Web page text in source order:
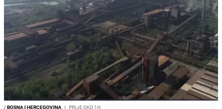
/BOSNA I HERCEGOVINA I PRIJE OKO 1H